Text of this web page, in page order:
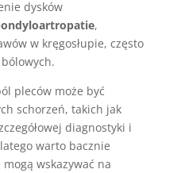
dysków
,
w kręgosłupie, często
pleców może być
schorzeń, takich jak
diagnostyki i
warto bacznie
wskazywać na